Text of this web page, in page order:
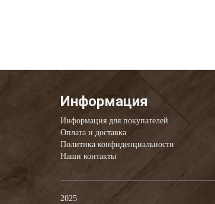
Информация
Информация для покупателей
Оплата и доставка
Политика конфиденциальности
Наши контакты
2025